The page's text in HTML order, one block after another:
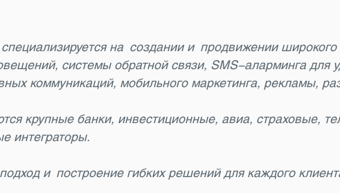
на создании и продвижении широкого
системы обратной связи, SMS-аларминга для
коммуникаций, мобильного маркетинга, рекламы,
крупные банки, инвестиционные, авиа, страховые,
интеграторы.
и построение гибких решений для каждого